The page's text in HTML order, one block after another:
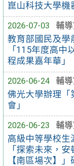
崑山科技大學機
2026-07-03
輔
教育部國民及學
「115年度高中
程成果嘉年華」
2026-06-24
輔
佛光大學辦理「
會」
2026-06-23
輔
高級中等學校生
「探索未來，
【南區場次】」